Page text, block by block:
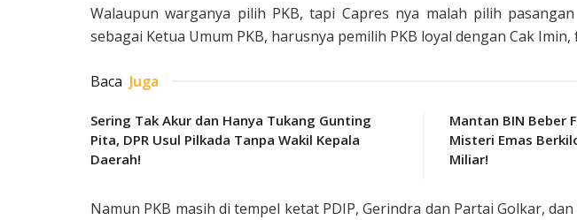
Walaupun warganya pilih PKB, tapi Capres nya malah pilih
sebagai Ketua Umum PKB, harusnya pemilih PKB loyal dengan Cak
Baca Juga
Sering Tak Akur dan Hanya Tukang Gunting
Pita, DPR Usul Pilkada Tanpa Wakil Kepala
Daerah!
Mantan BIN Beber
Misteri Emas
Miliar!
Namun PKB masih di tempel ketat PDIP, Gerindra dan Partai Golkar,